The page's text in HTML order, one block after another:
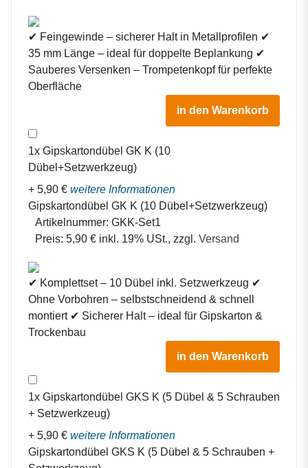
✔ Feingewinde – sicherer Halt in Metallprofilen ✔
35 mm Länge – ideal für doppelte Beplankung ✔
Sauberes Versenken – Trompetenkopf für perfekte
Oberfläche
in den Warenkorb
1x Gipskartondübel GK K (10
Dübel+Setzwerkzeug)
+ 5,90 € weitere Informationen
Gipskartondübel GK K (10 Dübel+Setzwerkzeug)
Artikelnummer: GKK-Set1
Preis: 5,90 € inkl. 19% USt., zzgl. Versand
✔ Komplettset – 10 Dübel inkl. Setzwerkzeug ✔
Ohne Vorbohren – selbstschneidend & schnell
montiert ✔ Sicherer Halt – ideal für Gipskarton &
Trockenbau
in den Warenkorb
1x Gipskartondübel GKS K (5 Dübel & 5 Schrauben
+ Setzwerkzeug)
+ 5,90 € weitere Informationen
Gipskartondübel GKS K (5 Dübel & 5 Schrauben +